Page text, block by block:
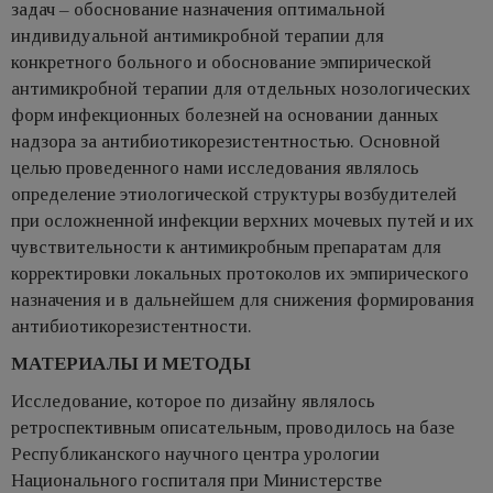
задач – обоснование назначения оптимальной
индивидуальной антимикробной терапии для
конкретного больного и обоснование эмпирической
антимикробной терапии для отдельных нозологических
форм инфекционных болезней на основании данных
надзора за антибиотикорезистентностью. Основной
целью проведенного нами исследования являлось
определение этиологической структуры возбудителей
при осложненной инфекции верхних мочевых путей и их
чувствительности к антимикробным препаратам для
корректировки локальных протоколов их эмпирического
назначения и в дальнейшем для снижения формирования
антибиотикорезистентности.
МАТЕРИАЛЫ И МЕТОДЫ
Исследование, которое по дизайну являлось
ретроспективным описательным, проводилось на базе
Республиканского научного центра урологии
Национального госпиталя при Министерстве